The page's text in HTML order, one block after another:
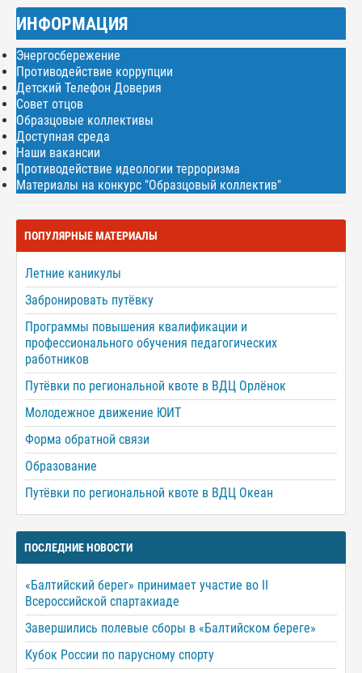
ИНФОРМАЦИЯ
Энергосбережение
Противодействие коррупции
Детский Телефон Доверия
Совет отцов
Образцовые коллективы
Доступная среда
Наши вакансии
Противодействие идеологии терроризма
Материалы на конкурс "Образцовый коллектив"
ПОПУЛЯРНЫЕ МАТЕРИАЛЫ
Летние каникулы
Забронировать путёвку
Программы повышения квалификации и
профессионального обучения педагогических
работников
Путёвки по региональной квоте в ВДЦ Орлёнок
Молодежное движение ЮИТ
Форма обратной связи
Образование
Путёвки по региональной квоте в ВДЦ Океан
ПОСЛЕДНИЕ НОВОСТИ
«Балтийский берег» принимает участие во II
Всероссийской спартакиаде
Завершились полевые сборы в «Балтийском береге»
Кубок России по парусному спорту